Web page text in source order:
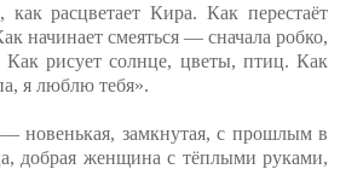
расцветает Кира. Как перестаёт
начинает смеяться — сначала робко,
Как рисует солнце, цветы, птиц. Как
я люблю тебя».
новенькая, замкнутая, с прошлым в
добрая женщина с тёплыми руками,